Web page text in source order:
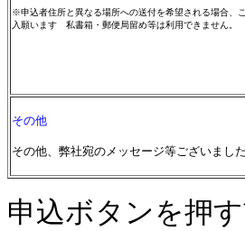
※申込者住所と異なる場所への送付を希望される場合、
入願います 私書箱・郵便局留め等は利用できません。
その他
その他、弊社宛のメッセージ等ございまし
申込ボタンを押